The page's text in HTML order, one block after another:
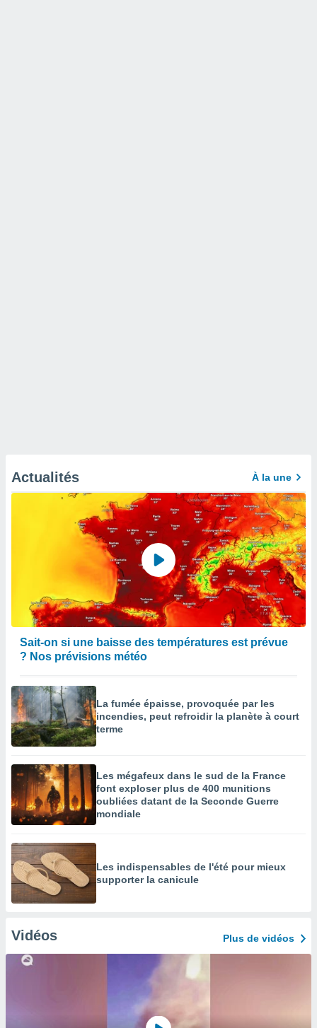
Actualités À la une
Sait-on si une baisse des températures est prévue
? Nos prévisions météo
La fumée épaisse, provoquée par les
incendies, peut refroidir la planète à court
terme
Les mégafeux dans le sud de la France
font exploser plus de 400 munitions
oubliées datant de la Seconde Guerre
mondiale
Les indispensables de l'été pour mieux
supporter la canicule
Vidéos Plus de vidéos